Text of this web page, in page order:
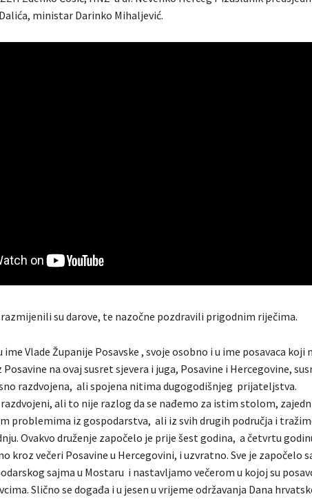
ministar Darinko Mihaljević.
razmijenili su darove, te nazočne pozdravili prigodnim riječima.
Vlade Županije Posavske , svoje osobno i u ime posavaca koji
na ovaj susret sjevera i juga, Posavine i Hercegovine,
razdvojena, ali spojena nitima dugogodišnjeg prijateljstva.
ali to nije razlog da se nađemo za istim stolom,
problemima iz gospodarstva, ali iz svih drugih područja i
Ovakvo druženje započelo je prije šest godina, a četvrtu
kroz večeri Posavine u Hercegovini, i uzvratno. Sve je započelo
sajma u Mostaru i nastavljamo večerom u kojoj su
Slično se događa i u jesen u vrijeme održavanja Dana